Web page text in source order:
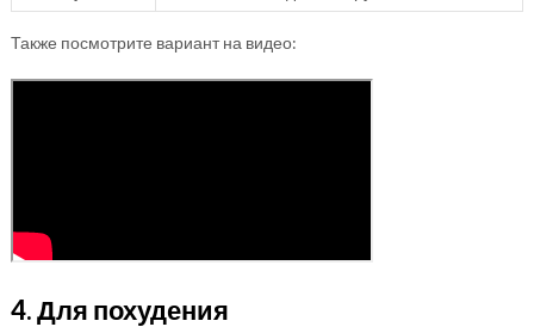
Также посмотрите вариант на видео:
4. Для похудения